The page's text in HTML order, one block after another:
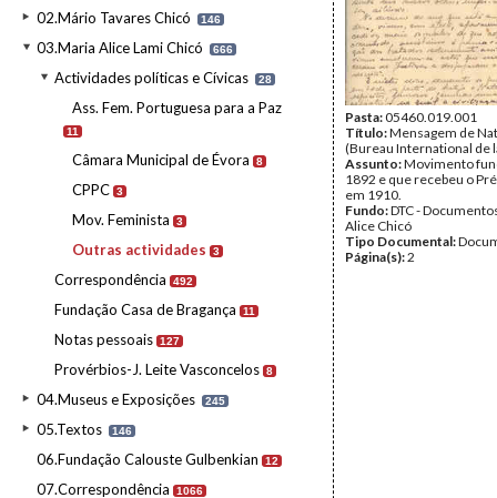
02.Mário Tavares Chicó 146
03.Maria Alice Lami Chicó 666
Actividades políticas e Cívicas 28
Ass. Fem. Portuguesa para a Paz
11
Câmara Municipal de Évora 8
CPPC 3
Mov. Feminista 3
Outras actividades 3
Correspondência 492
Fundação Casa de Bragança 11
Notas pessoais 127
Provérbios-J. Leite Vasconcelos 8
04.Museus e Exposições 245
05.Textos 146
06.Fundação Calouste Gulbenkian 12
07.Correspondência 1066
Pasta:05460.019.001
Título:Mensagem de
(Bureau International de
Assunto:Movimento
1892 e que recebeu o
em 1910.
Fundo:DTC -
Alice Chicó
Tipo Documental:
Página(s):2